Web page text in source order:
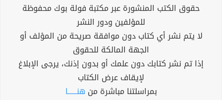
حقوق الكتب المنشورة عبر مكتبة فولة بوك محفوظة
للمؤلفين ودور النشر
لا يتم نشر أي كتاب دون موافقة صريحة من المؤلف أو
الجهة المالكة للحقوق
إذا تم نشر كتابك دون علمك أو بدون إذنك، يرجى الإبلاغ
لإيقاف عرض الكتاب
بمراسلتنا مباشرة من هنــــــا